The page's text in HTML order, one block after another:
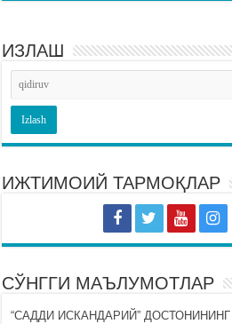
ИЗЛАШ
ИЖТИМОИЙ ТАРМОҚЛАР
СЎНГГИ МАЪЛУМОТЛАР
“САДДИ ИСКАНДАРИЙ”